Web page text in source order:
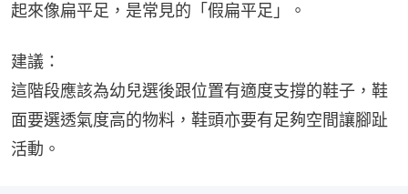
起來像扁平足，是常見的「假扁平足」。
建議：
這階段應該為幼兒選後跟位置有適度支撐的鞋子，鞋
面要選透氣度高的物料，鞋頭亦要有足夠空間讓腳趾
活動。